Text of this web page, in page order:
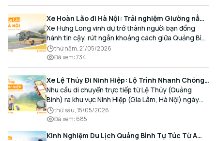
Xe Hoàn Lão đi Hà Nội: Trải nghiệm Giường nằm
Cao cấp, Đón trả Tận nơi
Xe Hưng Long vinh dự trở thành người bạn đồng
hành tin cậy, rút ngắn khoảng cách giữa Quảng Bình
và Thủ đô bằng chất lượng dịch vụ chuẩn mực.
thứ năm, 21/05/2026
Đã xem:734
Xe Lệ Thủy Đi Ninh Hiệp: Lộ Trình Nhanh Chóng,
Đón Trả Tận Nơi
Nhu cầu di chuyển trực tiếp từ Lệ Thủy (Quảng
Bình) ra khu vực Ninh Hiệp (Gia Lâm, Hà Nội) ngày
càng gia tăng, đặc biệt đối với các hành khách có
nhu cầu giao thương, kinh doanh và mua sắm.
thứ sáu, 15/05/2026
Đã xem: 685
Kinh Nghiệm Du Lịch Quảng Bình Tự Túc Từ A